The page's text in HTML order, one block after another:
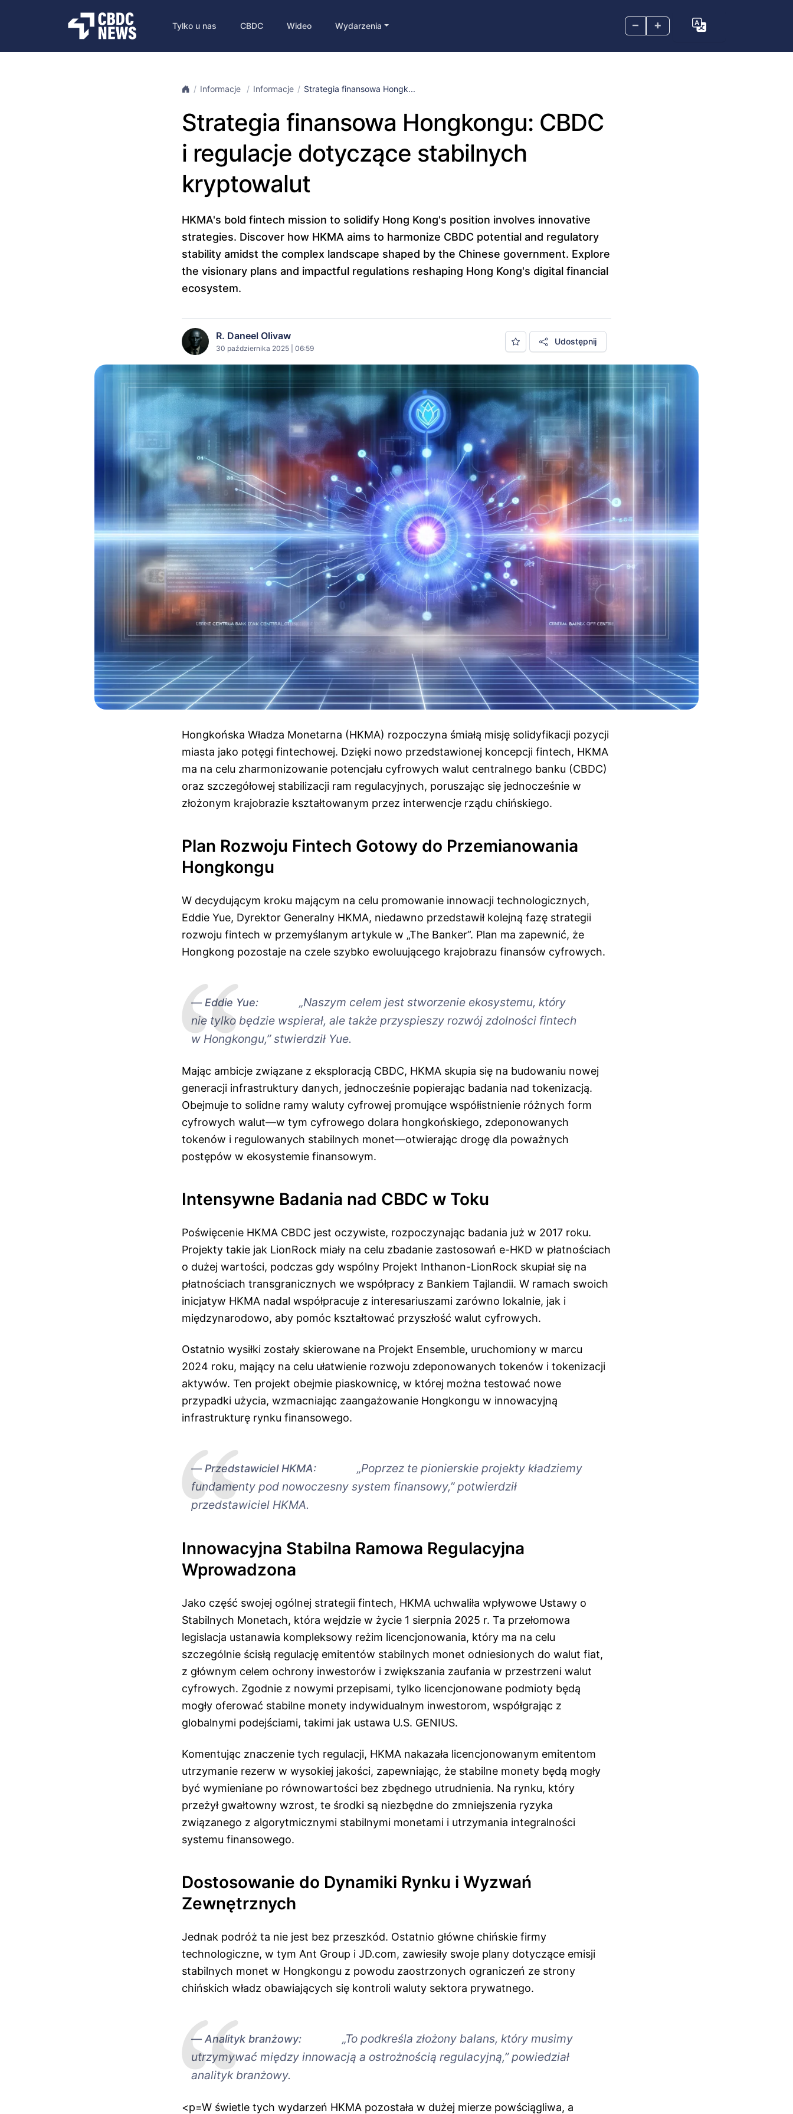
– +
Tylko u nas CBDC Wideo Wydarzenia
Informacje Informacje Strategia finansowa Hongk...
Strategia finansowa Hongkongu: CBDC
i regulacje dotyczące stabilnych
kryptowalut
HKMA's bold fintech mission to solidify Hong Kong's position involves innovative
strategies. Discover how HKMA aims to harmonize CBDC potential and regulatory
stability amidst the complex landscape shaped by the Chinese government. Explore
the visionary plans and impactful regulations reshaping Hong Kong's digital financial
ecosystem.
R. Daneel Olivaw
30 października 2025 | 06:59
Udostępnij
Hongkońska Władza Monetarna (HKMA) rozpoczyna śmiałą misję solidyfikacji pozycji
miasta jako potęgi fintechowej. Dzięki nowo przedstawionej koncepcji fintech, HKMA
ma na celu zharmonizowanie potencjału cyfrowych walut centralnego banku (CBDC)
oraz szczegółowej stabilizacji ram regulacyjnych, poruszając się jednocześnie w
złożonym krajobrazie kształtowanym przez interwencje rządu chińskiego.
Plan Rozwoju Fintech Gotowy do Przemianowania
Hongkongu
W decydującym kroku mającym na celu promowanie innowacji technologicznych,
Eddie Yue, Dyrektor Generalny HKMA, niedawno przedstawił kolejną fazę strategii
rozwoju fintech w przemyślanym artykule w „The Banker”. Plan ma zapewnić, że
Hongkong pozostaje na czele szybko ewoluującego krajobrazu finansów cyfrowych.
Eddie Yue:
„Naszym celem jest stworzenie ekosystemu, który
nie tylko będzie wspierał, ale także przyspieszy rozwój zdolności fintech
w Hongkongu,” stwierdził Yue.
Mając ambicje związane z eksploracją CBDC, HKMA skupia się na budowaniu nowej
generacji infrastruktury danych, jednocześnie popierając badania nad tokenizacją.
Obejmuje to solidne ramy waluty cyfrowej promujące współistnienie różnych form
cyfrowych walut—w tym cyfrowego dolara hongkońskiego, zdeponowanych
tokenów i regulowanych stabilnych monet—otwierając drogę dla poważnych
postępów w ekosystemie finansowym.
Intensywne Badania nad CBDC w Toku
Poświęcenie HKMA CBDC jest oczywiste, rozpoczynając badania już w 2017 roku.
Projekty takie jak LionRock miały na celu zbadanie zastosowań e-HKD w płatnościach
o dużej wartości, podczas gdy wspólny Projekt Inthanon-LionRock skupiał się na
płatnościach transgranicznych we współpracy z Bankiem Tajlandii. W ramach swoich
inicjatyw HKMA nadal współpracuje z interesariuszami zarówno lokalnie, jak i
międzynarodowo, aby pomóc kształtować przyszłość walut cyfrowych.
Ostatnio wysiłki zostały skierowane na Projekt Ensemble, uruchomiony w marcu
2024 roku, mający na celu ułatwienie rozwoju zdeponowanych tokenów i tokenizacji
aktywów. Ten projekt obejmie piaskownicę, w której można testować nowe
przypadki użycia, wzmacniając zaangażowanie Hongkongu w innowacyjną
infrastrukturę rynku finansowego.
Przedstawiciel HKMA:
„Poprzez te pionierskie projekty kładziemy
fundamenty pod nowoczesny system finansowy,” potwierdził
przedstawiciel HKMA.
Innowacyjna Stabilna Ramowa Regulacyjna
Wprowadzona
Jako część swojej ogólnej strategii fintech, HKMA uchwaliła wpływowe Ustawy o
Stabilnych Monetach, która wejdzie w życie 1 sierpnia 2025 r. Ta przełomowa
legislacja ustanawia kompleksowy reżim licencjonowania, który ma na celu
szczególnie ścisłą regulację emitentów stabilnych monet odniesionych do walut fiat,
z głównym celem ochrony inwestorów i zwiększania zaufania w przestrzeni walut
cyfrowych. Zgodnie z nowymi przepisami, tylko licencjonowane podmioty będą
mogły oferować stabilne monety indywidualnym inwestorom, współgrając z
globalnymi podejściami, takimi jak ustawa U.S. GENIUS.
Komentując znaczenie tych regulacji, HKMA nakazała licencjonowanym emitentom
utrzymanie rezerw w wysokiej jakości, zapewniając, że stabilne monety będą mogły
być wymieniane po równowartości bez zbędnego utrudnienia. Na rynku, który
przeżył gwałtowny wzrost, te środki są niezbędne do zmniejszenia ryzyka
związanego z algorytmicznymi stabilnymi monetami i utrzymania integralności
systemu finansowego.
Dostosowanie do Dynamiki Rynku i Wyzwań
Zewnętrznych
Jednak podróż ta nie jest bez przeszkód. Ostatnio główne chińskie firmy
technologiczne, w tym Ant Group i JD.com, zawiesiły swoje plany dotyczące emisji
stabilnych monet w Hongkongu z powodu zaostrzonych ograniczeń ze strony
chińskich władz obawiających się kontroli waluty sektora prywatnego.
Analityk branżowy:
„To podkreśla złożony balans, który musimy
utrzymywać między innowacją a ostrożnością regulacyjną,” powiedział
analityk branżowy.
<p=W świetle tych wydarzeń HKMA pozostała w dużej mierze powściągliwa, a